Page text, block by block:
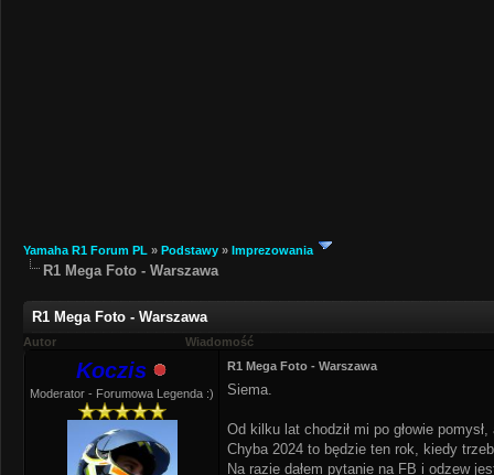
Yamaha R1 Forum PL » Podstawy » Imprezowania
R1 Mega Foto - Warszawa
R1 Mega Foto - Warszawa
Autor Wiadomość
Koczis
Moderator - Forumowa Legenda :)
R1 Mega Foto - Warszawa
Siema.
Od kilku lat chodził mi po głowie
Chyba 2024 to będzie ten rok, kiedy
Na razie dałem pytanie na FB i odzew